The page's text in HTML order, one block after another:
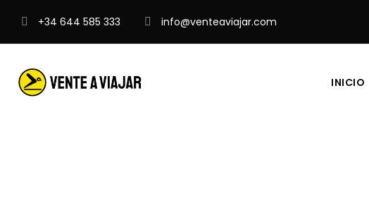
+34 644 585 333 info@venteaviajar.com
INICIO